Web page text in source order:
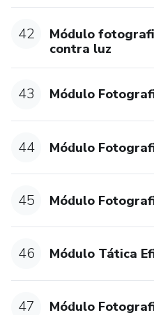
42
Módulo
contra luz
43 Módulo
44 Módulo
45 Módulo
46 Módulo Tática
47 Módulo